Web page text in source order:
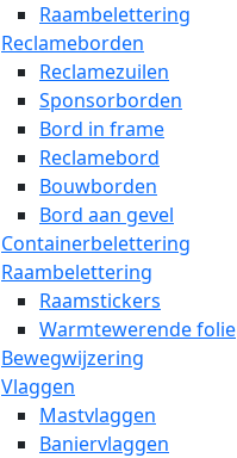
Raambelettering
Reclameborden
Reclamezuilen
Sponsorborden
Bord in frame
Reclamebord
Bouwborden
Bord aan gevel
Containerbelettering
Raambelettering
Raamstickers
Warmtewerende folie
Bewegwijzering
Vlaggen
Mastvlaggen
Baniervlaggen